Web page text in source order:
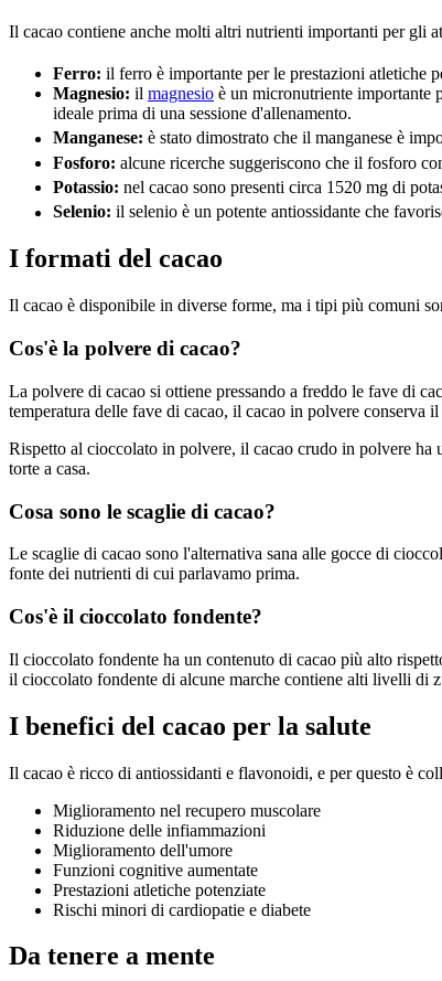
Il cacao contiene anche molti altri nutrienti importanti per gli
Ferro: il ferro è importante per le prestazioni atletiche
Magnesio: il magnesio è un micronutriente importante
ideale prima di una sessione d'allenamento.
Manganese: è stato dimostrato che il manganese è
Fosforo: alcune ricerche suggeriscono che il fosforo
Potassio: nel cacao sono presenti circa 1520 mg di
Selenio: il selenio è un potente antiossidante che
I formati del cacao
Il cacao è disponibile in diverse forme, ma i tipi più comuni
Cos'è la polvere di cacao?
La polvere di cacao si ottiene pressando a freddo le fave di
temperatura delle fave di cacao, il cacao in polvere conserva
Rispetto al cioccolato in polvere, il cacao crudo in polvere ha
torte a casa.
Cosa sono le scaglie di cacao?
Le scaglie di cacao sono l'alternativa sana alle gocce di
fonte dei nutrienti di cui parlavamo prima.
Cos'è il cioccolato fondente?
Il cioccolato fondente ha un contenuto di cacao più alto
il cioccolato fondente di alcune marche contiene alti livelli di
I benefici del cacao per la salute
Il cacao è ricco di antiossidanti e flavonoidi, e per questo è
Miglioramento nel recupero muscolare
Riduzione delle infiammazioni
Miglioramento dell'umore
Funzioni cognitive aumentate
Prestazioni atletiche potenziate
Rischi minori di cardiopatie e diabete
Da tenere a mente